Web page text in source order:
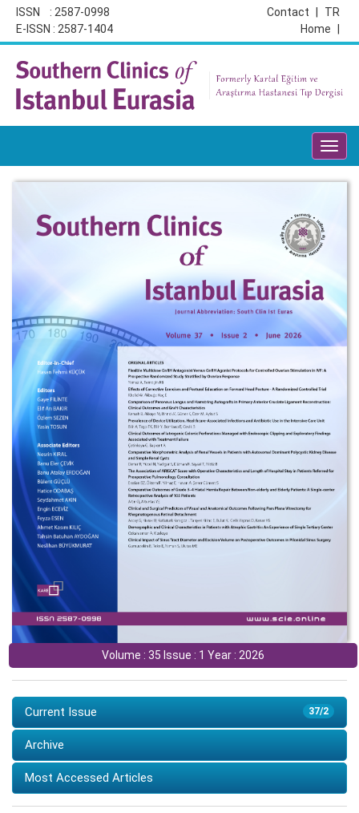
ISSN : 2587-0998
E-ISSN : 2587-1404
TR
Contact
Home
Volume : 35 Issue : 1 Year : 2026
37/2
Current Issue
Archive
Most Accessed Articles